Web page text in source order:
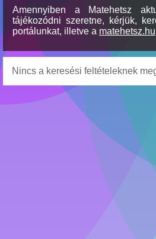
Amennyiben a Matehetsz
tájékozódni szeretne, kérjük,
portálunkat, illetve a matehetsz.hu
Nincs a keresési feltételeknek